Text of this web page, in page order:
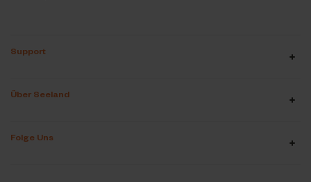
Support
Über Seeland
Folge Uns